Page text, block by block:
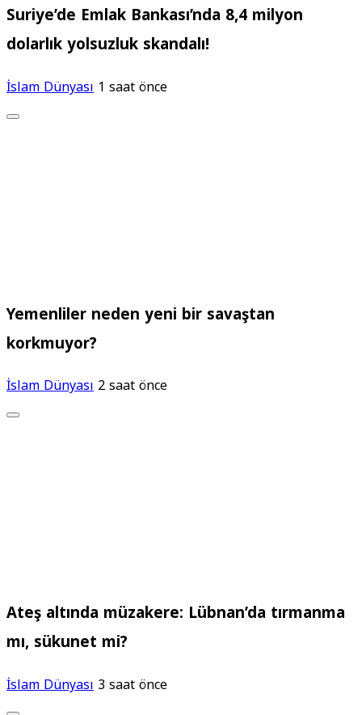
Suriye’de Emlak Bankası’nda 8,4 milyon
dolarlık yolsuzluk skandalı!
İslam Dünyası 1 saat önce
Yemenliler neden yeni bir savaştan
korkmuyor?
İslam Dünyası2 saat önce
Ateş altında müzakere: Lübnan’da tırmanma
mı, sükunet mi?
İslam Dünyası3 saat önce